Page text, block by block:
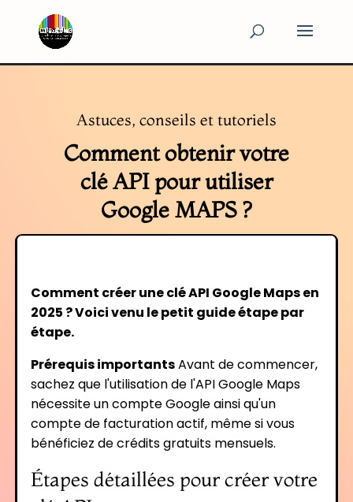
Astuces, conseils et tutoriels
Comment obtenir votre
clé API pour utiliser
Google MAPS ?
Comment créer une clé API Google Maps en
2025 ? Voici venu le petit guide étape par
étape.
Prérequis importantsAvant de commencer,
sachez que l'utilisation de l'API Google Maps
nécessite un compte Google ainsi qu'un
compte de facturation actif, même si vous
bénéficiez de crédits gratuits mensuels.
Étapes détaillées pour créer votre